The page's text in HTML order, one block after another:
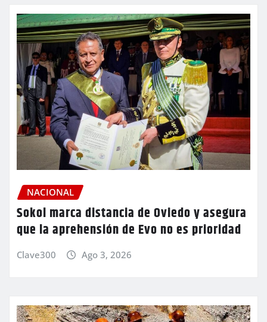
NACIONAL
Sokol marca distancia de Oviedo y asegura
que la aprehensión de Evo no es prioridad
Clave300 Ago 3, 2026